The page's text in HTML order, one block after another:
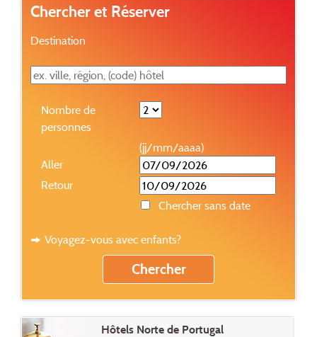
Chercher et Réserver
Destination
Nombre de
personnes
(jj/mm/aaaa)
Aller
Retour
Chercher sans date
Voyagez-vous avec enfants?
Hôtels Norte de Portugal